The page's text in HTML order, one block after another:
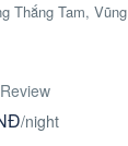
Thắng Tam, Vũng
/night